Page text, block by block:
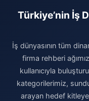
Türkiye’nin İş
İş dünyasının tüm
firma rehberi
kullanıcıyla
kategorilerimiz,
arayan hedef